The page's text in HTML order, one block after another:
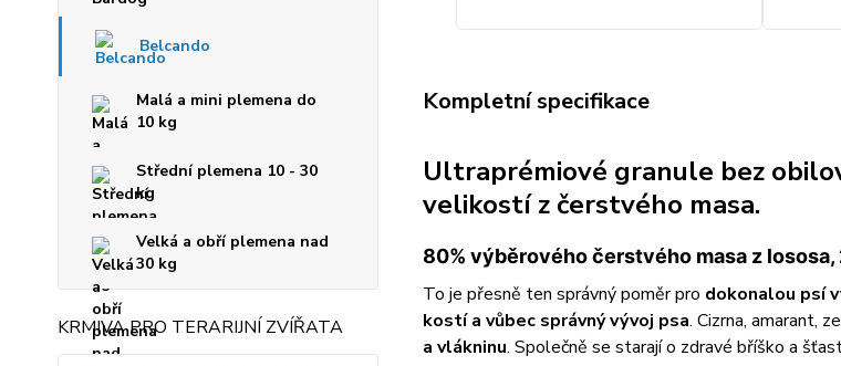
Belcando
Malá a mini plemena do
10 kg
Střední plemena 10 - 30
kg
Velká a obří plemena nad
30 kg
KRMIVA PRO TERARIJNÍ ZVÍŘATA
Kompletní specifikace
Ultraprémiové granule bez
velikostí z čerstvého masa.
80% výběrového čerstvého masa z
To je přesně ten správný poměr pro dokonalou psí
kostí a vůbec správný vývoj psa. Cizrna, amarant,
a vlákninu. Společně se starají o zdravé bříško a